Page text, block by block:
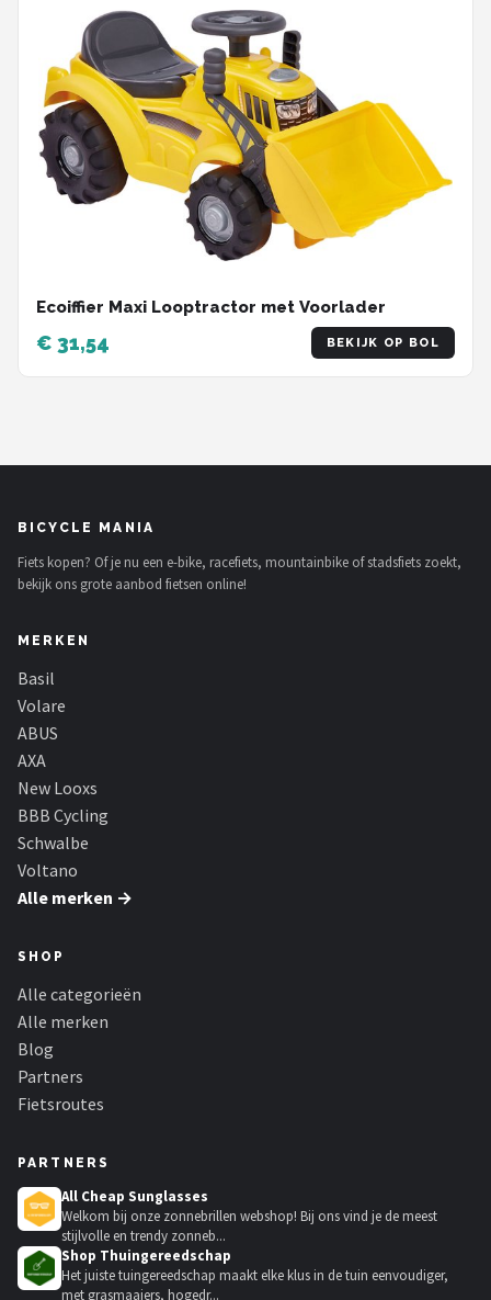
Ecoiffier Maxi Looptractor met Voorlader
€ 31,54 BEKIJK OP BOL
BICYCLE MANIA
Fiets kopen? Of je nu een e-bike, racefiets, mountainbike of stadsfiets zoekt,
bekijk ons grote aanbod fietsen online!
MERKEN
Basil
Volare
ABUS
AXA
New Looxs
BBB Cycling
Schwalbe
Voltano
Alle merken →
SHOP
Alle categorieën
Alle merken
Blog
Partners
Fietsroutes
PARTNERS
All Cheap Sunglasses
Welkom bij onze zonnebrillen webshop! Bij ons vind je de meest
stijlvolle en trendy zonneb...
Shop Thuingereedschap
Het juiste tuingereedschap maakt elke klus in de tuin eenvoudiger,
met grasmaaiers, hogedr...